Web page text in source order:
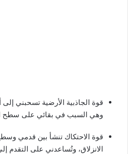
قوة الجاذبية الأرضية تسحبني
وهي السبب في بقائي على سطح
قوة الاحتكاك تنشأ بين قدمي
الانزلاق، وتُساعدني على التقدم